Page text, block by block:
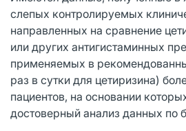
слепых контролируемых
направленных на сравнение
или других антигистаминных
применяемых в
раз в сутки для цетиризина)
пациентов, на основании
достоверный анализ данных по